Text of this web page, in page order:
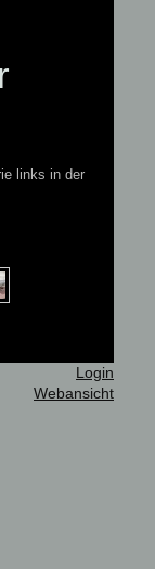
links in der
Login
Webansicht